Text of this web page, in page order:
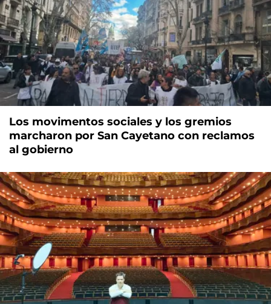
Los movimentos sociales y los gremios
marcharon por San Cayetano con reclamos
al gobierno